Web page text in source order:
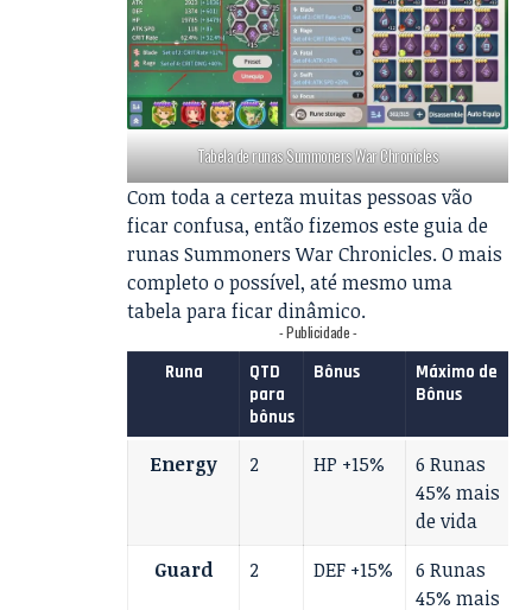
Tabela de runas Summoners War Chronicles
Com toda a certeza muitas pessoas vão
ficar confusa, então fizemos este guia de
runas Summoners War Chronicles. O mais
completo o possível, até mesmo uma
tabela para ficar dinâmico.
- Publicidade -
Runa
QTD
para
bônus
Bônus
Máximo de
Bônus
Energy 2 HP +15%
6 Runas
45% mais
de vida
Guard
2 DEF +15%
6 Runas
45% mais